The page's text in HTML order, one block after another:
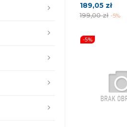
Cena
189,05 złCena
199,00 zł -5%
-5%